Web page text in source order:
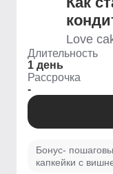
Love
Длительность
1 день
Рассрочка
-
Бонус-
капкейки с